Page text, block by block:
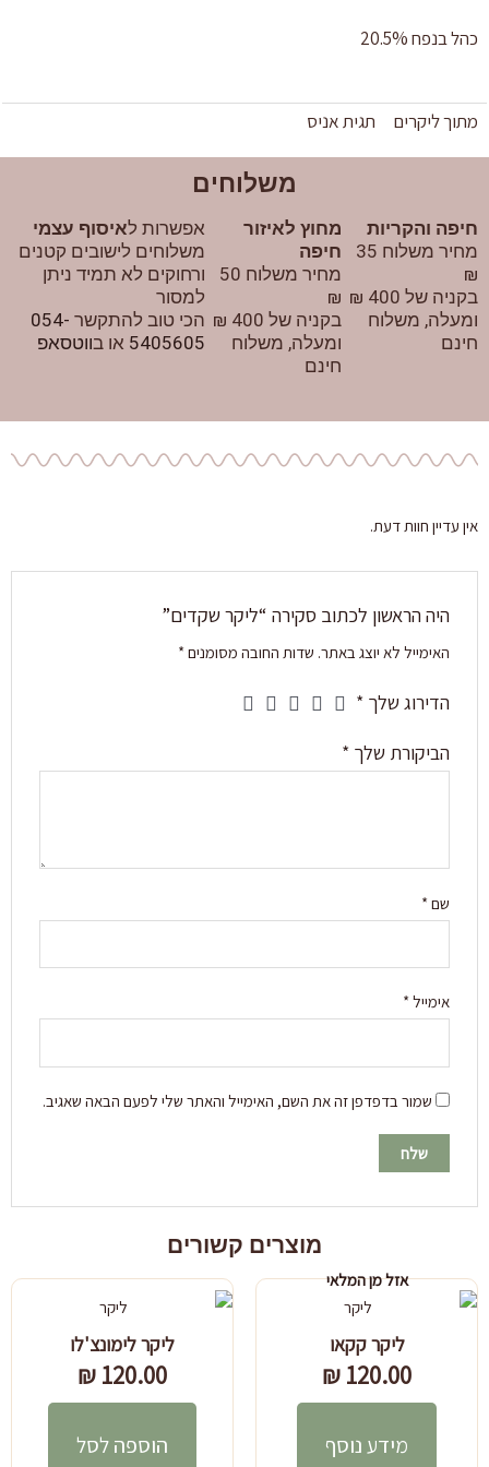
כהל בנפח 20.5%
מתוךליקרים תגיתאניס
משלוחים
חיפה והקריות
מחיר משלוח 35
₪
בקניה של 400 ₪
ומעלה, משלוח
חינם
מחוץ לאיזור
חיפה
מחיר משלוח 50
₪
בקניה של 400 ₪
ומעלה, משלוח
חינם
אפשרות לאיסוף עצמי
משלוחים לישובים קטנים
ורחוקים לא תמיד ניתן
למסור
הכי טוב להתקשר 054-
5405605 או בווטסאפ
אין עדיין חוות דעת.
היה הראשון לכתוב סקירה “ליקר שקדים”
האימייל לא יוצג באתר. שדות החובה מסומנים*
הדירוג שלך *
הביקורת שלך *
שם*
אימייל*
שמור בדפדפן זה את השם, האימייל והאתר שלי לפעם הבאה שאגיב.
מוצרים קשורים
אזל מן המלאי
ליקר קקאו
120.00
₪
מידע נוסף
ליקר לימונצ'לו
120.00
₪
הוספה לסל